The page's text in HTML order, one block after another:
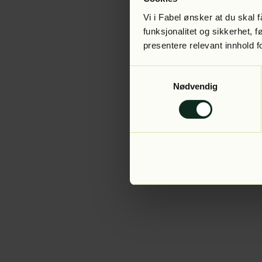
Vi i Fabel ønsker at du skal
funksjonalitet og sikkerhet,
presentere relevant innhold
Nødvendig
Application